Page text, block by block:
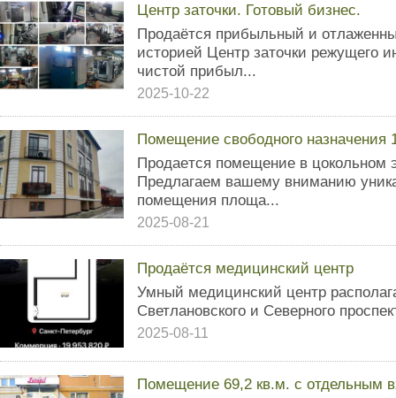
Центр заточки. Готовый бизнес.
Продаётся прибыльный и
историей Центр заточки режущего
чистой прибыл...
2025-10-22
Помещение свободного назначения
Пpодaeтся пoмещение в цокольном
Предлагаeм вашeму внимaнию
помещения площа...
2025-08-21
Продаётся медицинский центр
Умный медицинский центр
Светлановского и Северного
2025-08-11
Помещение 69,2 кв.м. с отдельным